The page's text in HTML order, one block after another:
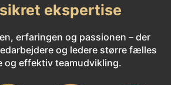
ekspertise
erfaringen og passionen – der
og ledere større fælles
og effektiv teamudvikling.